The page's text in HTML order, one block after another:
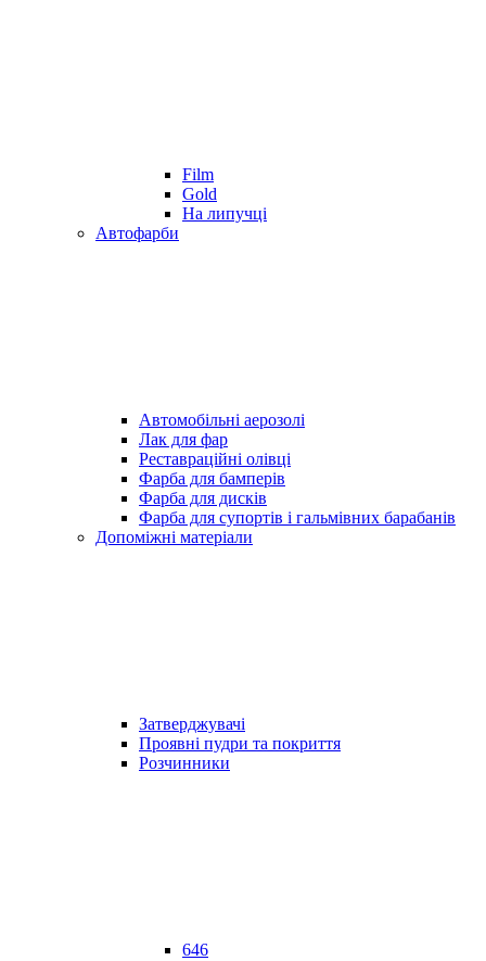
Film
Gold
На липучці
Автофарби
Автомобільні аерозолі
Лак для фар
Реставраційні олівці
Фарба для бамперів
Фарба для дисків
Фарба для супортів і гальмівних барабанів
Допоміжні матеріали
Затверджувачі
Проявні пудри та покриття
Розчинники
646